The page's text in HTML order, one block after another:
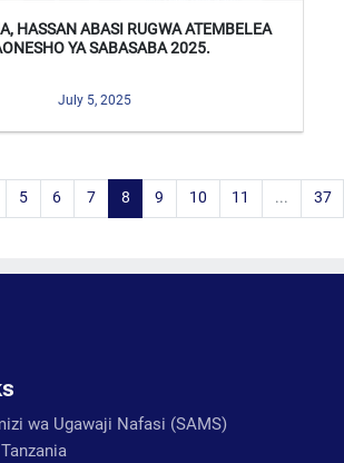
HASSAN ABASI RUGWA ATEMBELEA
YA SABASABA 2025.
July 5, 2025
5 6 7 8 9 10 11 ... 37
wa Ugawaji Nafasi (SAMS)